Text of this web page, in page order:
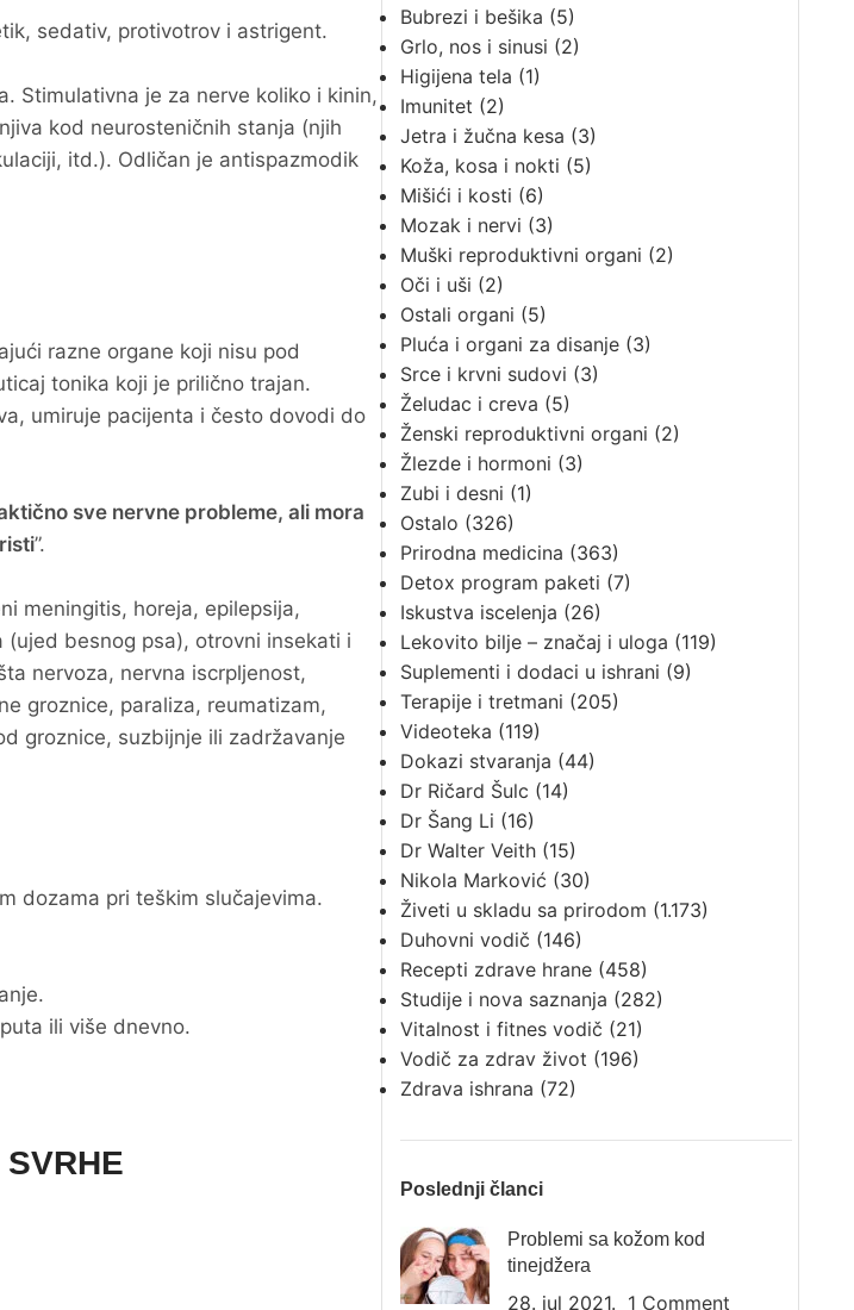
Bubrezi i bešika (5)
Grlo, nos i sinusi (2)
Higijena tela (1)
Imunitet (2)
Jetra i žučna kesa (3)
Koža, kosa i nokti (5)
Mišići i kosti (6)
Mozak i nervi (3)
Muški reproduktivni organi (2)
Oči i uši (2)
Ostali organi (5)
Pluća i organi za disanje(3)
Srce i krvni sudovi (3)
Želudac i creva (5)
Ženski reproduktivni organi (2)
Žlezde i hormoni (3)
Zubi i desni (1)
Ostalo (326)
Prirodna medicina (363)
Detox program paketi (7)
Iskustva iscelenja (26)
Lekovito bilje – značaj i uloga (119)
Suplementi i dodaci u ishrani (9)
Terapije i tretmani (205)
Videoteka (119)
Dokazi stvaranja (44)
Dr Ričard Šulc (14)
Dr Šang Li (16)
Dr Walter Veith(15)
Nikola Marković (30)
Živeti u skladu sa prirodom (1.173)
Duhovni vodič (146)
Recepti zdrave hrane(458)
Studije i nova saznanja (282)
Vitalnost i fitnes vodič (21)
Vodič za zdrav život (196)
Zdrava ishrana (72)
Poslednji članci
Problemi sa kožom kod
tinejdžera
28. jul 2021. 1 Comment
sedativ, protivotrov i astrigent.
Stimulativna je za nerve koliko i kinin,
kod neurosteničnih stanja (njih
itd.). Odličan je antispazmodik
razne organe koji nisu pod
tonika koji je prilično trajan.
umiruje pacijenta i često dovodi do
sve nervne probleme, ali mora
”.
meningitis, horeja, epilepsija,
besnog psa), otrovni insekati i
nervoza, nervna iscrpljenost,
groznice, paraliza, reumatizam,
groznice, suzbijnje ili zadržavanje
dozama pri teškim slučajevima.
ili više dnevno.